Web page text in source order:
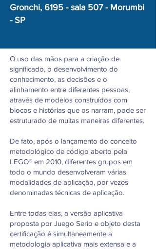
Gronchi, 6195 - sala 507 - Morumbi
- SP
O uso das mãos para a criação de
significado, o desenvolvimento do
conhecimento, as decisões e o
alinhamento entre diferentes pessoas,
através de modelos construídos com
blocos e histórias que os narram, pode ser
estruturado de muitas maneiras diferentes.
De fato, após o lançamento do conceito
metodológico de código aberto pela
LEGO® em 2010, diferentes grupos em
todo o mundo desenvolveram várias
modalidades de aplicação, por vezes
denominadas técnicas de aplicação.
Entre todas elas, a versão aplicativa
proposta por Juego Serio e objeto desta
certificação é simultaneamente a
metodologia aplicativa mais extensa e a